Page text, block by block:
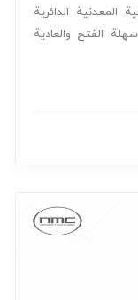
المعدنية الدائرية
للعلب سهلة الفتح والعادية